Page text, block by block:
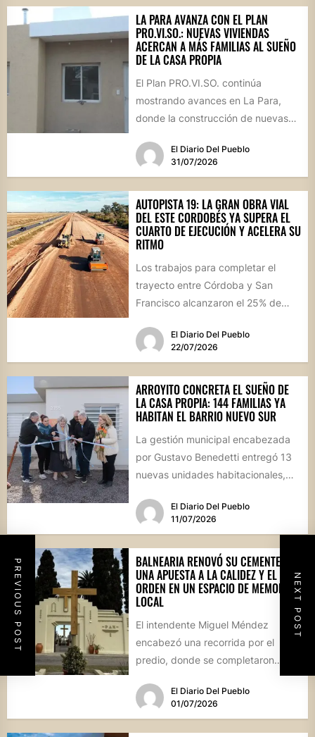
PREVIOUS POST NEXT POST
LA PARA AVANZA CON EL PLAN
PRO.VI.SO.: NUEVAS VIVIENDAS
ACERCAN A MÁS FAMILIAS AL SUEÑO
DE LA CASA PROPIA
El Plan PRO.VI.SO. continúa
mostrando avances en La Para,
donde la construcción de nuevas
a...
El Diario Del Pueblo
31/07/2026
AUTOPISTA 19: LA GRAN OBRA VIAL
DEL ESTE CORDOBÉS YA SUPERA EL
CUARTO DE EJECUCIÓN Y ACELERA SU
RITMO
Los trabajos para completar el
trayecto entre Córdoba y San
Francisco alcanzaron el 25% de
dividida...El Diario Del Pueblo
22/07/2026
ARROYITO CONCRETA EL SUEÑO DE
LA CASA PROPIA: 144 FAMILIAS YA
HABITAN EL BARRIO NUEVO SUR
La gestión municipal encabezada
por Gustavo Benedetti entregó 13
nuevas unidades habitacionales,
transformado en...
El Diario Del Pueblo
11/07/2026
BALNEARIA RENOVÓ SU CEMENTERIO:
UNA APUESTA A LA CALIDEZ Y EL
ORDEN EN UN ESPACIO DE MEMORIA
LOCAL
El intendente Miguel Méndez
encabezó una recorrida por el
predio, donde se completaron
obras de infraestructura, pintura y
una revalorización...
El Diario Del Pueblo
01/07/2026